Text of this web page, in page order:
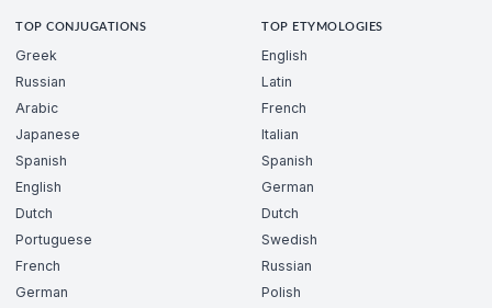
TOP CONJUGATIONS
Greek
Russian
Arabic
Japanese
Spanish
English
Dutch
Portuguese
French
German
TOP ETYMOLOGIES
English
Latin
French
Italian
Spanish
German
Dutch
Swedish
Russian
Polish